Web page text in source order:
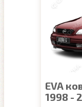
EVA
1998 -